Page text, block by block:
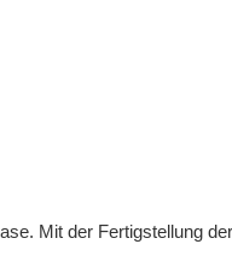
Mit der Fertigstellung der